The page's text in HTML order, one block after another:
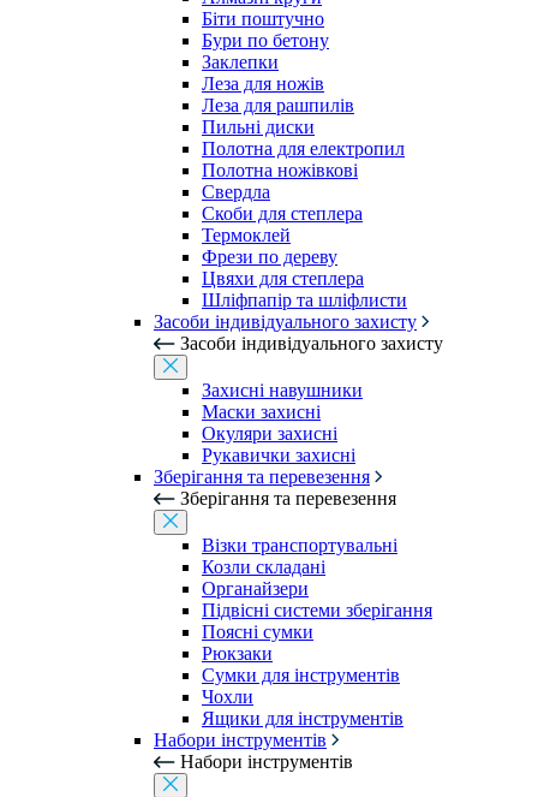
Біти поштучно
Бури по бетону
Заклепки
Леза для ножів
Леза для рашпилів
Пильні диски
Полотна для електропил
Полотна ножівкові
Свердла
Скоби для степлера
Термоклей
Фрези по дереву
Цвяхи для степлера
Шліфпапір та шліфлисти
Засоби індивідуального захисту
Засоби індивідуального захисту
Захисні навушники
Маски захисні
Окуляри захисні
Рукавички захисні
Зберігання та перевезення
Зберігання та перевезення
Візки транспортувальні
Козли складані
Органайзери
Підвісні системи зберігання
Поясні сумки
Рюкзаки
Сумки для інструментів
Чохли
Ящики для інструментів
Набори інструментів
Набори інструментів